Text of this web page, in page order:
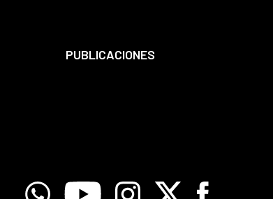
PUBLICACIONES
WhatsappYoutube Instagram
X Facebook